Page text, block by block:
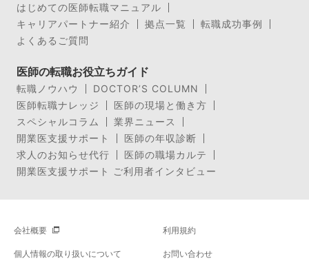
はじめての医師転職マニュアル
キャリアパートナー紹介
拠点一覧
転職成功事例
よくあるご質問
医師の転職お役立ちガイド
転職ノウハウ
DOCTOR’S COLUMN
医師転職ナレッジ
医師の現場と働き方
スペシャルコラム
業界ニュース
開業医支援サポート
医師の年収診断
求人のお知らせ代行
医師の職場カルテ
開業医支援サポート ご利用者インタビュー
会社概要 利用規約
個人情報の取り扱いについて お問い合わせ